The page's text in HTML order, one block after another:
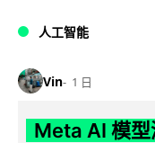
人工智能
Vin 1 日
Meta AI 模型